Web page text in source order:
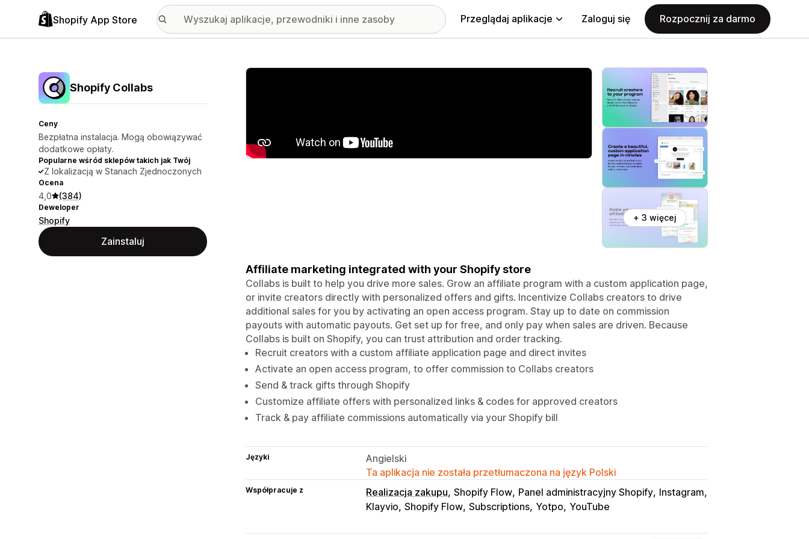
Shopify App Store Przeglądaj aplikacje Zaloguj się Rozpocznij za darmo
Shopify Collabs
Ceny
Bezpłatna instalacja. Mogą obowiązywać
dodatkowe opłaty.
Popularne wśród sklepów takich jak Twój
Z lokalizacją w Stanach Zjednoczonych
Ocena
4,0 (384)
Deweloper
Shopify
Zainstaluj
Wyróżnione obrazy w galerii
+ 3 więcej
Affiliate marketing integrated with your Shopify store
Collabs is built to help you drive more sales. Grow an affiliate program with a custom application page,
or invite creators directly with personalized offers and gifts. Incentivize Collabs creators to drive
additional sales for you by activating an open access program. Stay up to date on commission
payouts with automatic payouts. Get set up for free, and only pay when sales are driven. Because
Collabs is built on Shopify, you can trust attribution and order tracking.
Recruit creators with a custom affiliate application page and direct invites
Activate an open access program, to offer commission to Collabs creators
Send & track gifts through Shopify
Customize affiliate offers with personalized links & codes for approved creators
Track & pay affiliate commissions automatically via your Shopify bill
Języki
Angielski
Ta aplikacja nie została przetłumaczona na język Polski
Współpracuje z Realizacja zakupu Shopify Flow Panel administracyjny Shopify Instagram
Klayvio Shopify Flow Subscriptions Yotpo YouTube